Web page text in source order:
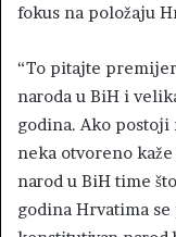
fokus na položaju
“To pitajte
naroda u BiH i
godina. Ako postoji
neka otvoreno
narod u BiH time
godina Hrvatima